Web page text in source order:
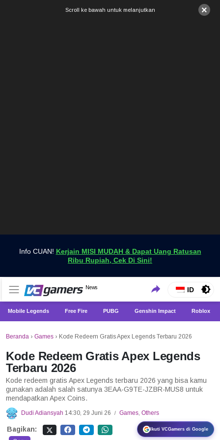
×
Scroll ke bawah untuk melanjutkan
Info CUAN! Kerjain MISI MUDAH & Dapat Uang Ratusan
Ribu Rupiah, Cek Di Sini!
VCGamers News
News
Dapatkan Berita Games Terbaru Hanya di VCGamers
ID
Mobile Legends Free Fire PUBG Genshin Impact Roblox
Beranda › Games › Kode Redeem Gratis Apex Legends Terbaru 2026
Kode Redeem Gratis Apex Legends
Terbaru 2026
Kode redeem gratis Apex Legends terbaru 2026 yang bisa kamu
gunakan adalah salah satunya 3EAA-G9TE-JZBR-MUS8 untuk
mendapatkan Apex Coins.
Dudi Adiansyah 14:30, 29 Juni 26 / Games, Others
Ikuti VCGamers di Google
Bagikan: